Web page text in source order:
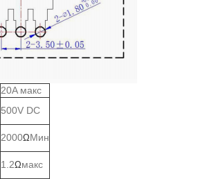
20A макс
500V DC
2000ΩМин
1.2Ωмакс